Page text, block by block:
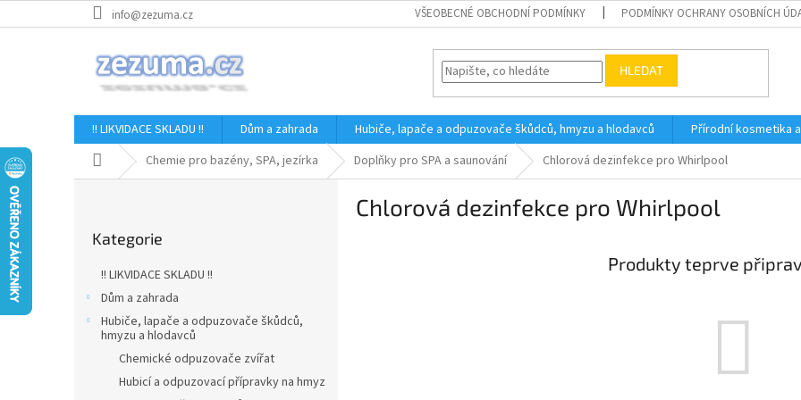
na
info@zezuma.cz VŠEOBECNÉ OBCHODNÍ PODMÍNKY PODMÍNKY OCHRANY OSOBNÍCH
HLEDAT
!! LIKVIDACE SKLADU !! Dům a zahrada Hubiče, lapače a odpuzovače škůdců, hmyzu a hlodavců Přírodní kosmetika
Domů Chemie pro bazény, SPA, jezírka Doplňky pro SPA a saunování Chlorová dezinfekce pro Whirlpool
kategorie
Kategorie
!! LIKVIDACE SKLADU !!
Dům a zahrada
Hubiče, lapače a odpuzovače škůdců,
hmyzu a hlodavců
Chemické odpuzovače zvířat
Hubicí a odpuzovací přípravky na hmyz
Chlorová dezinfekce pro Whirlpool
Produkty teprve